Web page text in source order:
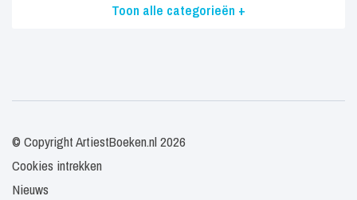
Toon alle categorieën +
© Copyright ArtiestBoeken.nl 2026
Cookies intrekken
Nieuws